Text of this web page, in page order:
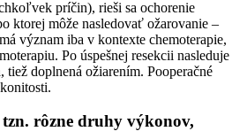
príčin), rieši sa ochorenie
ktorej môže nasledovať ožarovanie –
význam iba v kontexte chemoterapie,
Po úspešnej resekcii nasleduje
tiež doplnená ožiarením. Pooperačné
rôzne druhy výkonov,